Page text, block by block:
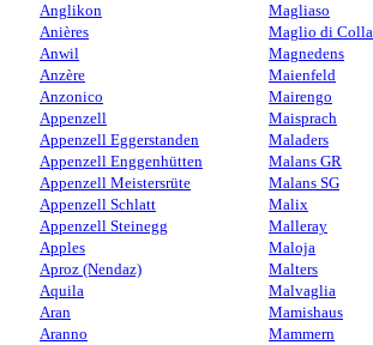
Anglikon
Anières
Anwil
Anzère
Anzonico
Appenzell
Appenzell Eggerstanden
Appenzell Enggenhütten
Appenzell Meistersrüte
Appenzell Schlatt
Appenzell Steinegg
Apples
Aproz (Nendaz)
Aquila
Aran
Aranno
Magliaso
Maglio di Colla
Magnedens
Maienfeld
Mairengo
Maisprach
Maladers
Malans GR
Malans SG
Malix
Malleray
Maloja
Malters
Malvaglia
Mamishaus
Mammern